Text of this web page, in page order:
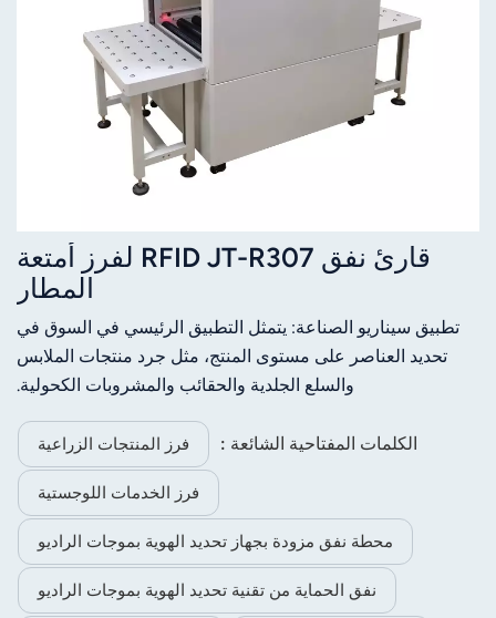
قارئ نفق RFID JT-R307 لفرز أمتعة
المطار
تطبيق سيناريو الصناعة: يتمثل التطبيق الرئيسي في السوق في
تحديد العناصر على مستوى المنتج، مثل جرد منتجات الملابس
والسلع الجلدية والحقائب والمشروبات الكحولية.
الكلمات المفتاحية الشائعة : فرز المنتجات الزراعية
فرز الخدمات اللوجستية
محطة نفق مزودة بجهاز تحديد الهوية بموجات الراديو
نفق الحماية من تقنية تحديد الهوية بموجات الراديو